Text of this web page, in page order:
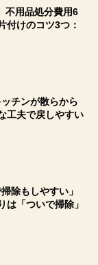
不用品処分費用6
付けのコツ3つ：
チンが散らから
工夫で戻しやすい
除もしやすい」
は「ついで掃除」